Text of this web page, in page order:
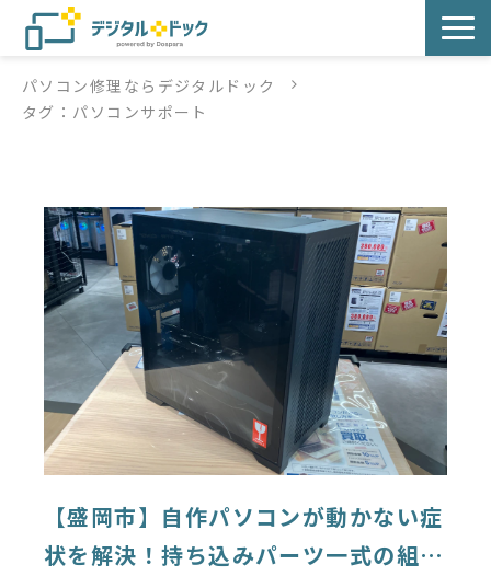
パソコン修理
サービス提供方法
店舗紹介
デジタルドックブログ
パソコン修理ならデジタルドック
タグ：パソコンサポート
【盛岡市】自作パソコンが動かない症
状を解決！持ち込みパーツ一式の組立